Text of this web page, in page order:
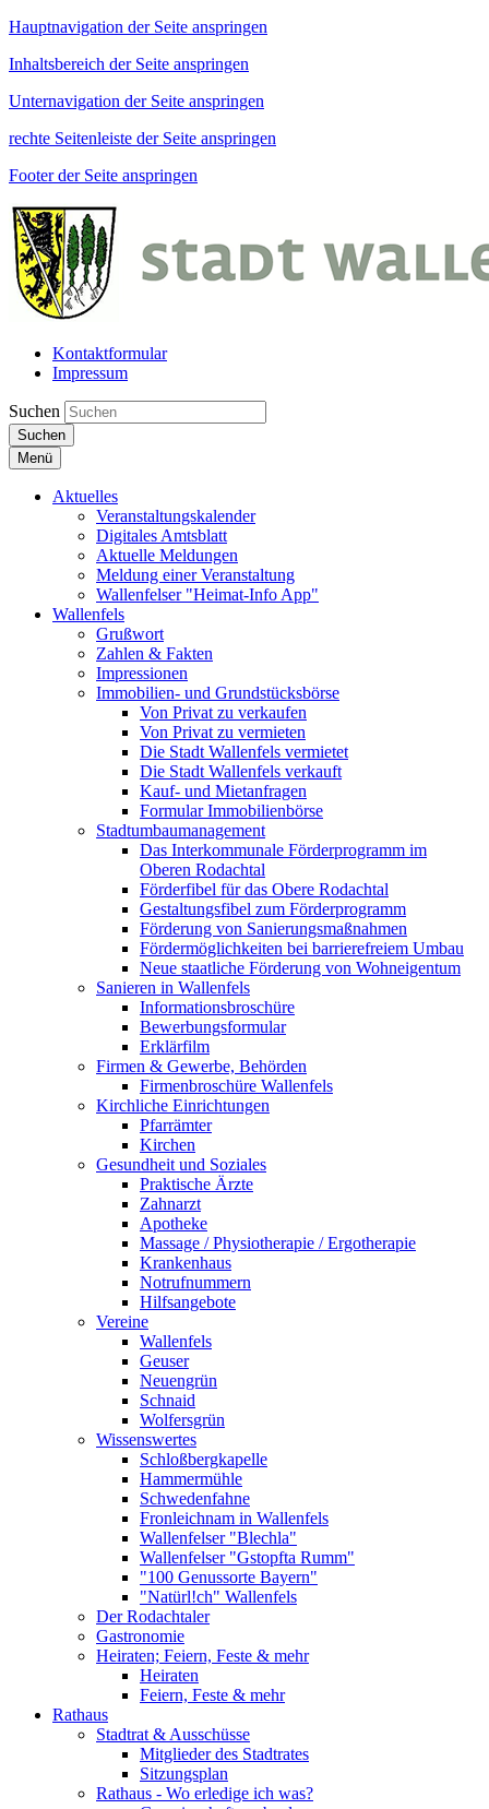
Hauptnavigation der Seite anspringen
Inhaltsbereich der Seite anspringen
Unternavigation der Seite anspringen
rechte Seitenleiste der Seite anspringen
Footer der Seite anspringen
Kontaktformular
Impressum
Suchen
Suchen
Menü
Aktuelles
Veranstaltungskalender
Digitales Amtsblatt
Aktuelle Meldungen
Meldung einer Veranstaltung
Wallenfelser "Heimat-Info App"
Wallenfels
Grußwort
Zahlen & Fakten
Impressionen
Immobilien- und Grundstücksbörse
Von Privat zu verkaufen
Von Privat zu vermieten
Die Stadt Wallenfels vermietet
Die Stadt Wallenfels verkauft
Kauf- und Mietanfragen
Formular Immobilienbörse
Stadtumbaumanagement
Das Interkommunale Förderprogramm im
Oberen Rodachtal
Förderfibel für das Obere Rodachtal
Gestaltungsfibel zum Förderprogramm
Förderung von Sanierungsmaßnahmen
Fördermöglichkeiten bei barrierefreiem Umbau
Neue staatliche Förderung von Wohneigentum
Sanieren in Wallenfels
Informationsbroschüre
Bewerbungsformular
Erklärfilm
Firmen & Gewerbe, Behörden
Firmenbroschüre Wallenfels
Kirchliche Einrichtungen
Pfarrämter
Kirchen
Gesundheit und Soziales
Praktische Ärzte
Zahnarzt
Apotheke
Massage / Physiotherapie / Ergotherapie
Krankenhaus
Notrufnummern
Hilfsangebote
Vereine
Wallenfels
Geuser
Neuengrün
Schnaid
Wolfersgrün
Wissenswertes
Schloßbergkapelle
Hammermühle
Schwedenfahne
Fronleichnam in Wallenfels
Wallenfelser "Blechla"
Wallenfelser "Gstopfta Rumm"
"100 Genussorte Bayern"
"Natürl!ch" Wallenfels
Der Rodachtaler
Gastronomie
Heiraten; Feiern, Feste & mehr
Heiraten
Feiern, Feste & mehr
Rathaus
Stadtrat & Ausschüsse
Mitglieder des Stadtrates
Sitzungsplan
Rathaus - Wo erledige ich was?